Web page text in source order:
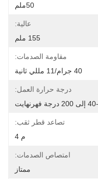
50ملم
عالية:
155 ملم
مقاومة الصدمات:
40 جرام/11 مللي ثانية
درجة حرارة العمل:
تصاعد قطر ثقب:
م 4
امتصاص الصدمات:
ممتاز